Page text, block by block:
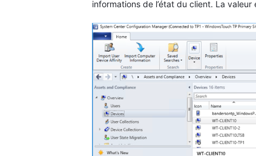
informations de l’état du client. La